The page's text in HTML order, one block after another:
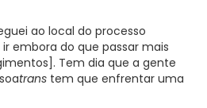
ao local do processo
embora do que passar mais
Tem dia que a gente
trans tem que enfrentar uma